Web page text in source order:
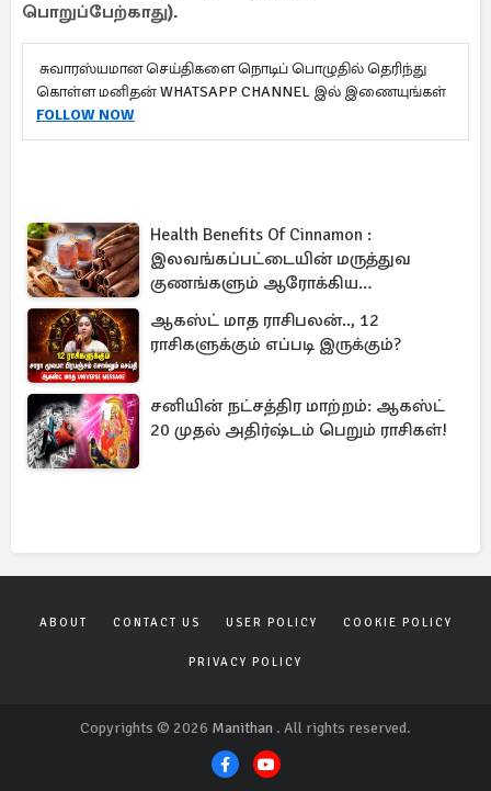
பொறுப்பேற்காது).
சுவாரஸ்யமான செய்திகளை நொடிப் பொழுதில் தெரிந்து
கொள்ள மனிதன் WHATSAPP CHANNEL இல் இணையுங்கள்
FOLLOW NOW
Health Benefits Of Cinnamon :
இலவங்கப்பட்டையின் மருத்துவ
குணங்களும் ஆரோக்கிய
நன்மைகளும்!
ஆகஸ்ட் மாத ராசிபலன்.., 12
ராசிகளுக்கும் எப்படி இருக்கும்?
சனியின் நட்சத்திர மாற்றம்: ஆகஸ்ட்
20 முதல் அதிர்ஷ்டம் பெறும் ராசிகள்!
ABOUT CONTACT US USER POLICY COOKIE POLICY
PRIVACY POLICY
Copyrights © 2026 Manithan . All rights reserved.